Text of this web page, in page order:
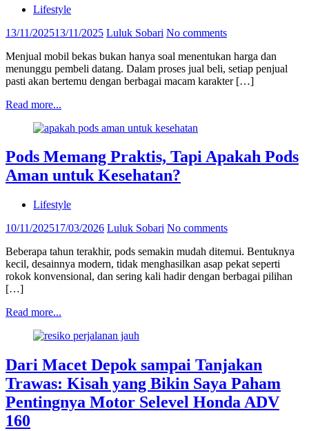
Lifestyle
13/11/202513/11/2025 Luluk Sobari No comments
Menjual mobil bekas bukan hanya soal menentukan harga dan
menunggu pembeli datang. Dalam proses jual beli, setiap penjual
pasti akan bertemu dengan berbagai macam karakter […]
Read more...
Pods Memang Praktis, Tapi Apakah Pods
Aman untuk Kesehatan?
Lifestyle
10/11/202517/03/2026 Luluk Sobari No comments
Beberapa tahun terakhir, pods semakin mudah ditemui. Bentuknya
kecil, desainnya modern, tidak menghasilkan asap pekat seperti
rokok konvensional, dan sering kali hadir dengan berbagai pilihan
[…]
Read more...
Dari Macet Depok sampai Tanjakan
Trawas: Kisah yang Bikin Saya Paham
Pentingnya Motor Selevel Honda ADV
160